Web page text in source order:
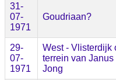
31-
07-
1971
Goudriaan?
29-
07-
1971
West - Vlisterdijk
terrein van Janus
Jong